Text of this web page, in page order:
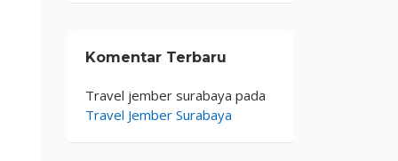
Komentar Terbaru
Travel jember surabaya pada
Travel Jember Surabaya